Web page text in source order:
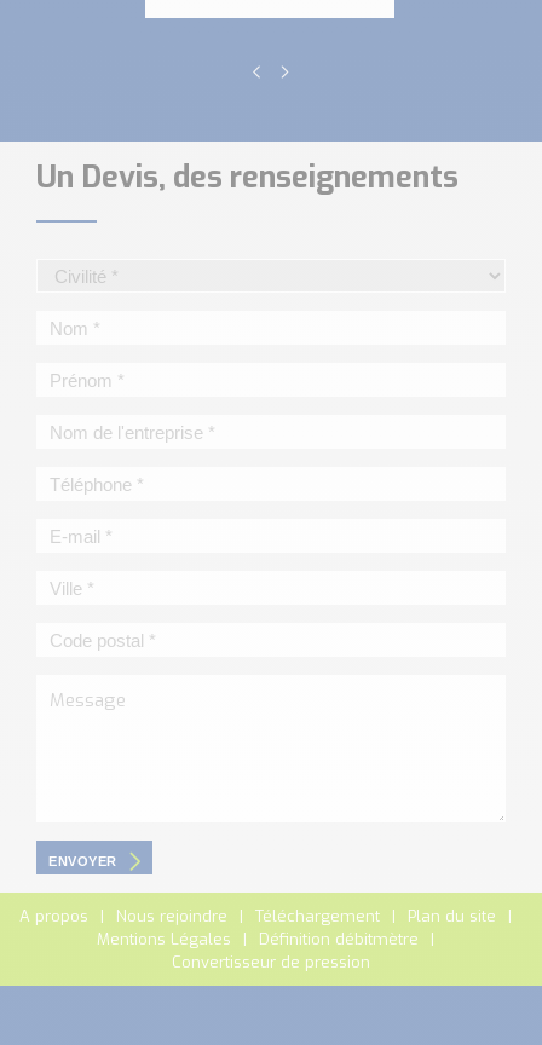
Un Devis, des renseignements
ENVOYER
A propos Nous rejoindre Téléchargement
Plan du site
Mentions Légales
Définition débitmètre
Convertisseur de pression